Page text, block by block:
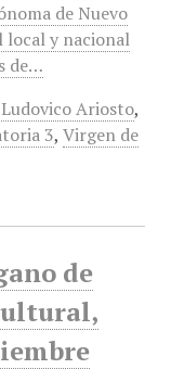
de Nuevo
local y nacional
de…
Ludovico Ariosto,
3, Virgen de
de